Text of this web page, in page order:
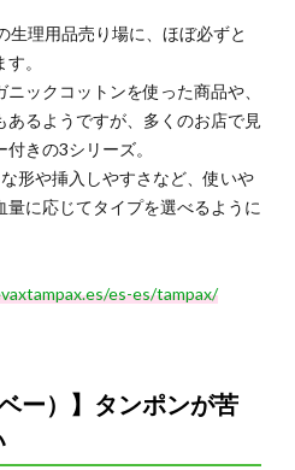
生理用品売り場に、ほぼ必ずと
。
ックコットンを使った商品や、
あるようですが、多くのお店で見
きの3シリーズ。
形や挿入しやすさなど、使いや
に応じてタイプを選べるように
es-es/tampax/
ー）】タンポンが苦